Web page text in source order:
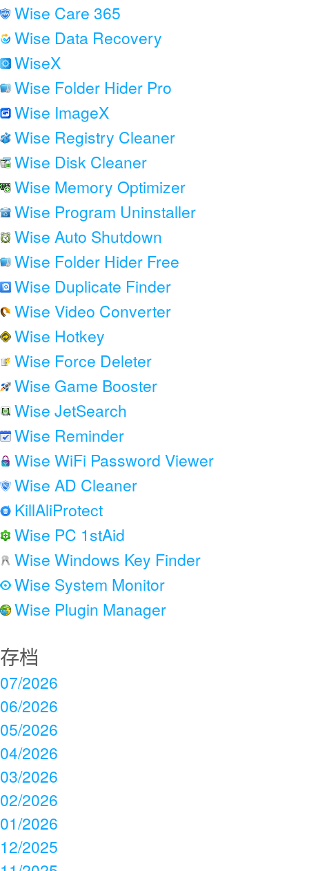
Wise Care 365
Wise Data Recovery
WiseX
Wise Folder Hider Pro
Wise ImageX
Wise Registry Cleaner
Wise Disk Cleaner
Wise Memory Optimizer
Wise Program Uninstaller
Wise Auto Shutdown
Wise Folder Hider Free
Wise Duplicate Finder
Wise Video Converter
Wise Hotkey
Wise Force Deleter
Wise Game Booster
Wise JetSearch
Wise Reminder
Wise WiFi Password Viewer
Wise AD Cleaner
KillAliProtect
Wise PC 1stAid
Wise Windows Key Finder
Wise System Monitor
Wise Plugin Manager
存档
07/2026
06/2026
05/2026
04/2026
03/2026
02/2026
01/2026
12/2025